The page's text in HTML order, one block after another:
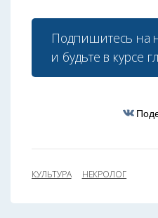
Подпишитесь на
и будьте в курсе
КУЛЬТУРА НЕКРОЛОГ